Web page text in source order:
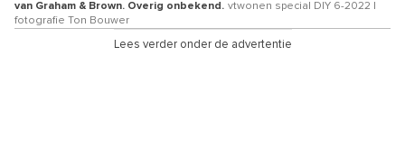
van Graham & Brown. Overig onbekend. vtwonen special DIY 6-2022 |
fotografie Ton Bouwer
Lees verder onder de advertentie